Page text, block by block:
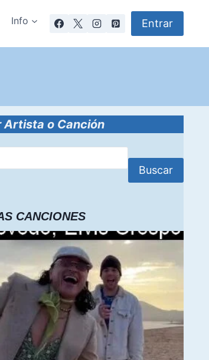
Info Entrar
Artista o Canción
Buscar
CANCIONES